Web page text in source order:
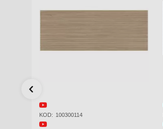
KOD: 100337415